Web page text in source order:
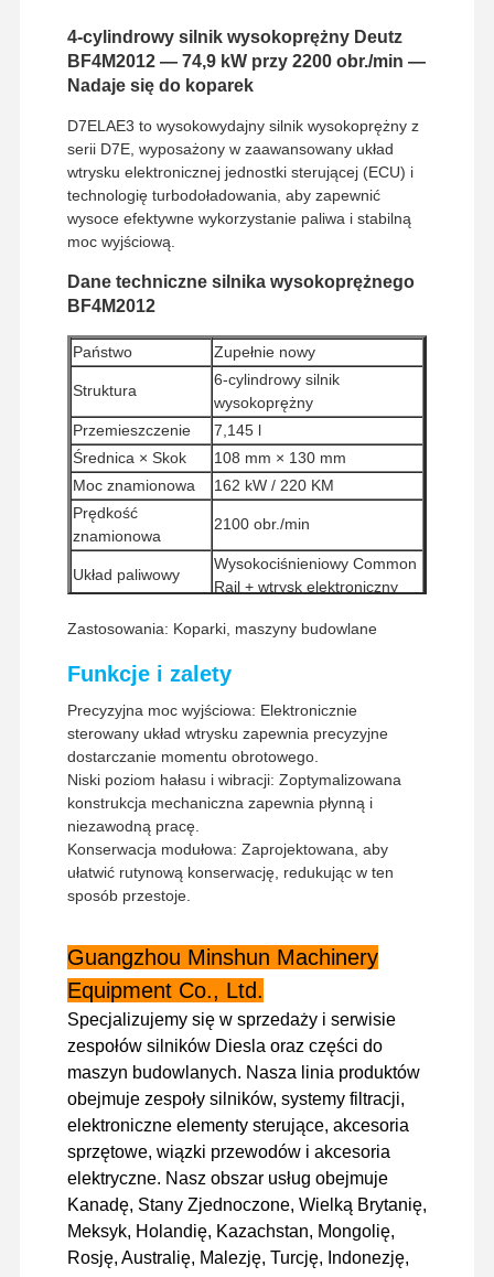
Strona
Główna
Produkty Pokaz VR O Nas
4-cylindrowy silnik wysokoprężny Deutz
BF4M2012 — 74,9 kW przy 2200 obr./min —
Nadaje się do koparek
D7ELAE3 to wysokowydajny silnik wysokoprężny z
serii D7E, wyposażony w zaawansowany układ
wtrysku elektronicznej jednostki sterującej (ECU) i
technologię turbodoładowania, aby zapewnić
wysoce efektywne wykorzystanie paliwa i stabilną
moc wyjściową.
Dane techniczne silnika wysokoprężnego
BF4M2012
Państwo Zupełnie nowy
Struktura
6-cylindrowy silnik
wysokoprężny
Przemieszczenie
7,145 l
Średnica × Skok
108 mm × 130 mm
Moc znamionowa
162 kW / 220 KM
Prędkość
znamionowa
2100 obr./min
Układ paliwowy
Wysokociśnieniowy Common
Rail + wtrysk elektroniczny
przyjmowania
Turbodoładowany
Minimalna ilość
zamówienia
1 sztuka
Metody płatności
Western Union, T/T
Metody wysyłki
UPS/DHL/EMS/TNT/FedEx
Zastosowania: Koparki, maszyny budowlane
Funkcje i zalety
Precyzyjna moc wyjściowa: Elektronicznie
sterowany układ wtrysku zapewnia precyzyjne
dostarczanie momentu obrotowego.
Niski poziom hałasu i wibracji: Zoptymalizowana
konstrukcja mechaniczna zapewnia płynną i
niezawodną pracę.
Konserwacja modułowa: Zaprojektowana, aby
ułatwić rutynową konserwację, redukując w ten
sposób przestoje.
Guangzhou Minshun Machinery
Equipment Co., Ltd.
Specjalizujemy się w sprzedaży i serwisie
zespołów silników Diesla oraz części do
maszyn budowlanych. Nasza linia produktów
obejmuje zespoły silników, systemy filtracji,
elektroniczne elementy sterujące, akcesoria
sprzętowe, wiązki przewodów i akcesoria
elektryczne. Nasz obszar usług obejmuje
Kanadę, Stany Zjednoczone, Wielką Brytanię,
Meksyk, Holandię, Kazachstan, Mongolię,
Rosję, Australię, Malezję, Turcję, Indonezję,